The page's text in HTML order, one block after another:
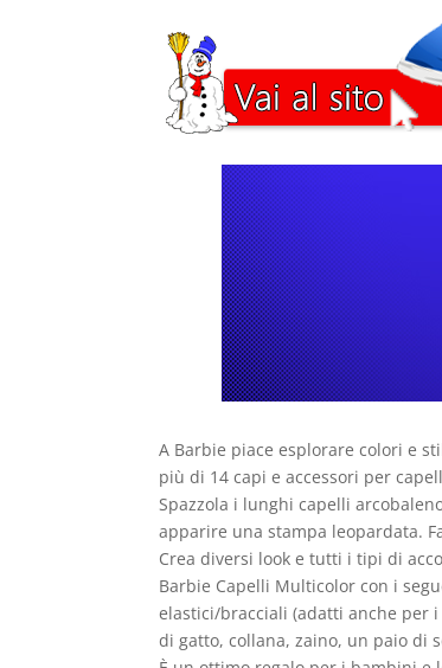
​A Barbie piace esplorare colori e
più di 14 capi e accessori per
​Spazzola i lunghi capelli
apparire una stampa leopardata.
​Crea diversi look e tutti i tipi di
​Barbie Capelli Multicolor con i
elastici/bracciali (adatti anche per
di gatto, collana, zaino, un paio di